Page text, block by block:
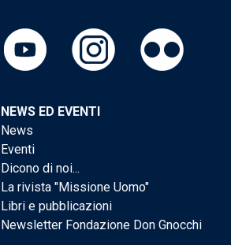
NEWS ED EVENTI
News
Eventi
Dicono di noi...
La rivista "Missione Uomo"
Libri e pubblicazioni
Newsletter Fondazione Don Gnocchi